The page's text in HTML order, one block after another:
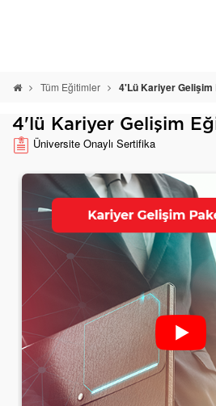
Tüm Eğitimler 4'lü Kariyer Gelişim
4'lü Kariyer Gelişim
Üniversite Onaylı Sertifika